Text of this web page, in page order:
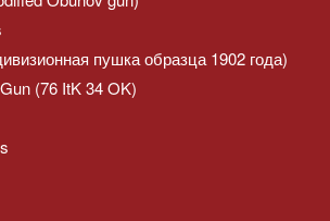
пушка образца 1902 года)
(76 ItK 34 OK)